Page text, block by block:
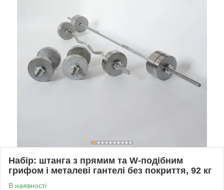
Набір: штанга з прямим та W-подібним
грифом і металеві гантелі без покриття, 92 кг
В наявності